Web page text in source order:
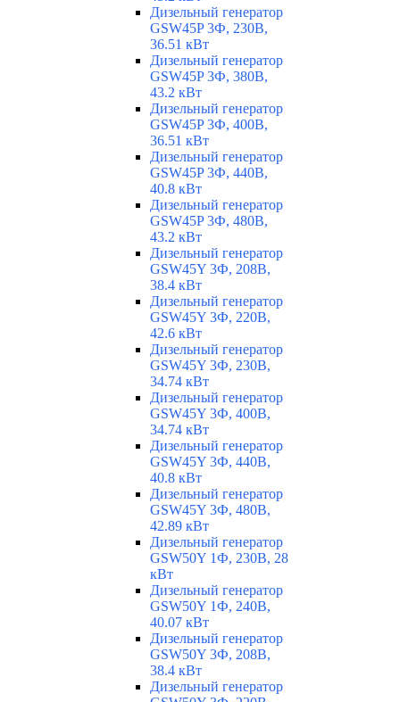
Дизельный генератор
GSW45P 3Ф, 230В,
36.51 кВт
Дизельный генератор
GSW45P 3Ф, 380В,
43.2 кВт
Дизельный генератор
GSW45P 3Ф, 400В,
36.51 кВт
Дизельный генератор
GSW45P 3Ф, 440В,
40.8 кВт
Дизельный генератор
GSW45P 3Ф, 480В,
43.2 кВт
Дизельный генератор
GSW45Y 3Ф, 208В,
38.4 кВт
Дизельный генератор
GSW45Y 3Ф, 220В,
42.6 кВт
Дизельный генератор
GSW45Y 3Ф, 230В,
34.74 кВт
Дизельный генератор
GSW45Y 3Ф, 400В,
34.74 кВт
Дизельный генератор
GSW45Y 3Ф, 440В,
40.8 кВт
Дизельный генератор
GSW45Y 3Ф, 480В,
42.89 кВт
Дизельный генератор
GSW50Y 1Ф, 230В, 28
кВт
Дизельный генератор
GSW50Y 1Ф, 240В,
40.07 кВт
Дизельный генератор
GSW50Y 3Ф, 208В,
38.4 кВт
Дизельный генератор